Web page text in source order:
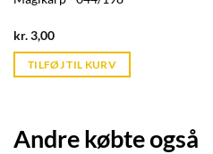
kr.3,00Current
is:
kr. 39,95.
TILFØJ TIL KURV
Andre købte også